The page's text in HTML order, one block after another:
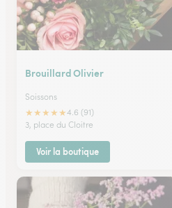
Brouillard Olivier
Soissons
★★★★★4.6 (91)
3, place du Cloitre
Voir la boutique